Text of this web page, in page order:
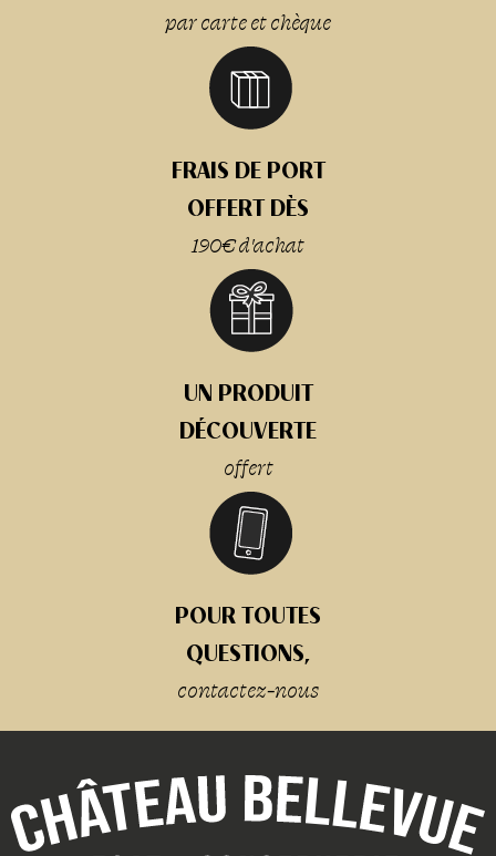
par carte et chèque
FRAIS DE PORT
OFFERT DÈS
190€ d'achat
UN PRODUIT
DÉCOUVERTE
offert
POUR TOUTES
QUESTIONS,
contactez-nous